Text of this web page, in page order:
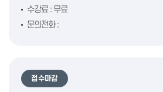
수강료 : 무료
문의전화 :
접수마감